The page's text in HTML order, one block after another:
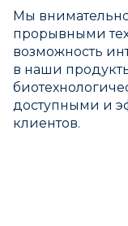
Мы
прорывными
возможность
в наши
доступными и
клиентов.